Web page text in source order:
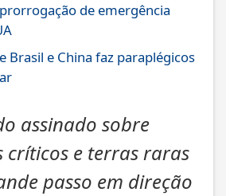
de emergência
Brasil e China faz paraplégicos
assinado sobre
críticos e terras raras
passo em direção